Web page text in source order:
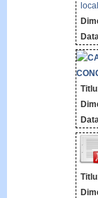
Titlu
Titlu